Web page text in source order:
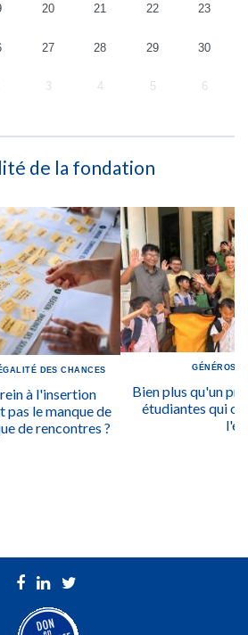
20 21 22 23
27 28 29 30
3 4 5 6
de la fondation
ÉGALITÉ DES CHANCES
à l'insertion
le manque de
de rencontres ?
Bien plus qu'un
étudiantes qui